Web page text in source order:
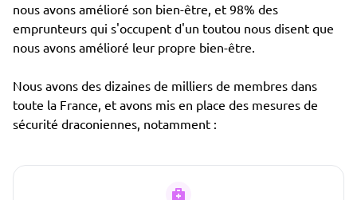
nous avons amélioré son bien-être, et 98% des
emprunteurs qui s'occupent d'un toutou nous disent que
nous avons amélioré leur propre bien-être.
Nous avons des dizaines de milliers de membres dans
toute la France, et avons mis en place des mesures de
sécurité draconiennes, notamment :